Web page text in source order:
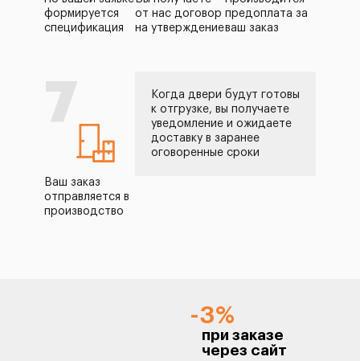
формируется
спецификация
от нас договор
на утверждение
предоплата за
ваш заказ
7
Ваш заказ
отправляется в
производство
Когда двери будут готовы
к отгрузке, вы получаете
уведомление и ожидаете
доставку в заранее
оговоренные сроки
-3%
при заказе
через сайт